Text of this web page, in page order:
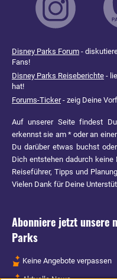
Disney Parks Forum -
Fans!
Disney Parks Reiseberichte -
hat!
Forums-Ticker- zeig Deine
Auf unserer Seite findest
erkennst sie am * oder an
Du darüber etwas buchst
Dich entstehen dadurch
Reiseführer, Tipps und
Vielen Dank für Deine
Abonniere jetzt unsere
Parks
Keine Angebote verpassen